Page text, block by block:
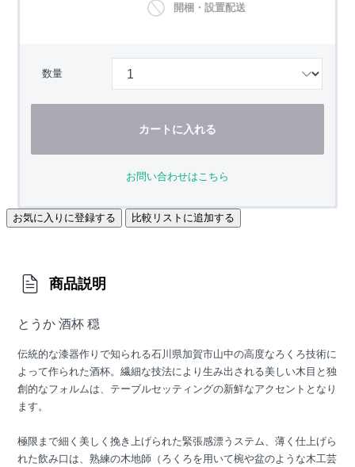
開梱・設置配送
数量
カートに入れる
お問い合わせはこちら
お気に入りに登録する 比較リストに追加する
商品説明
とうか 酒杯 穏
伝統的な漆器作りで知られる石川県加賀市山中の高度なろくろ技術に
よって作られた酒杯。繊細な技法により生み出される美しい木目と独
創的なフォルムは、テーブルセッティングの新鮮なアクセントとなり
ます。
極限まで細く美しく挽き上げられた緊張感漂うステム、薄く仕上げら
れた飲み口は、熟練の木地師（ろくろを用いて椀や盆のような木工芸